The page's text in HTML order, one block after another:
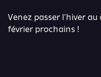
Venez passer l'hiver au
février prochains !